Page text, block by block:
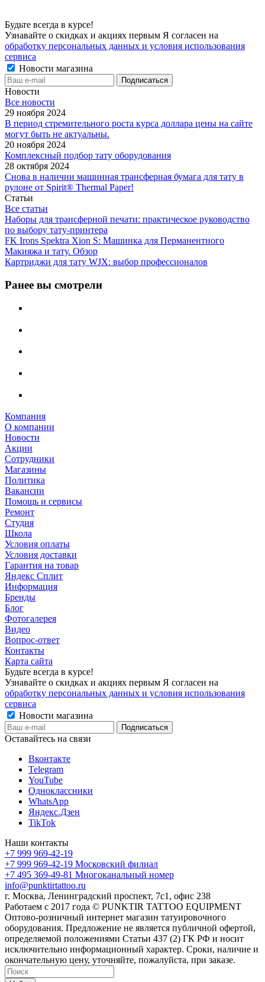
Будьте всегда в курсе!
Узнавайте о скидках и акциях первым Я согласен на
обработку персональных данных и условия использования
сервиса
Новости магазина
Новости
Все новости
29 ноября 2024
В период стремительного роста курса доллара цены на сайте
могут быть не актуальны.
20 ноября 2024
Комплексный подбор тату оборудования
28 октября 2024
Снова в наличии машинная трансферная бумага для тату в
рулоне от Spirit® Thermal Paper!
Статьи
Все статьи
Наборы для трансферной печати: практическое руководство
по выбору тату‑принтера
FK Irons Spektra Xion S: Машинка для Перманентного
Макияжа и тату. Обзор
Картриджи для тату WJX: выбор профессионалов
Ранее вы смотрели
Компания
О компании
Новости
Акции
Сотрудники
Магазины
Политика
Вакансии
Помощь и сервисы
Ремонт
Студия
Школа
Условия оплаты
Условия доставки
Гарантия на товар
Яндекс Сплит
Информация
Бренды
Блог
Фотогалерея
Видео
Вопрос-ответ
Контакты
Карта сайта
Будьте всегда в курсе!
Узнавайте о скидках и акциях первым Я согласен на
обработку персональных данных и условия использования
сервиса
Новости магазина
Оставайтесь на связи
Вконтакте
Telegram
YouTube
Одноклассники
WhatsApp
Яндекс.Дзен
TikTok
Наши контакты
+7 999 969-42-19
+7 999 969-42-19 Московский филиал
+7 495 369-49-81 Многоканальный номер
info@punktirtattoo.ru
г. Москва, Ленинградский проспект, 7с1, офис 238
Работаем с 2017 года © PUNKTIR TATTOO EQUIPMENT
Оптово-розничный интернет магазин татуировочного
оборудования. Предложение не является публичной офертой,
определяемой положениями Статьи 437 (2) ГК РФ и носит
исключительно информационный характер. Сроки, наличие и
окончательную цену, уточняйте, пожалуйста, при заказе.